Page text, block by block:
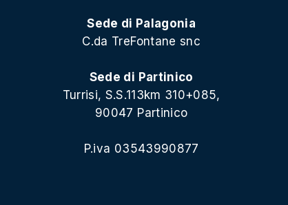
Sede di Palagonia
C.da TreFontane snc
Sede di Partinico
Turrisi, S.S.113km 310+085,
90047 Partinico
P.iva 03543990877